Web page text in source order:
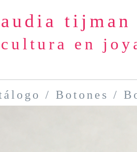
tijman
en
/ Botones /